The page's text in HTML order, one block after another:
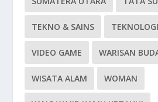
TEKNO & SAINS TEKNOLOGI
VIDEO GAME WARISAN
WISATA ALAM WOMAN